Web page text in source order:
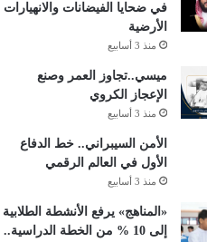
في ضحايا الفيضانات والانهيارات
الأرضية
منذ 3 أسابيع
ميسي..تجاوز العمر وصنع
الإعجاز الكروي
منذ 3 أسابيع
الأمن السيبراني.. خط الدفاع
الأول في العالم الرقمي
منذ 3 أسابيع
«المناهج» يرفع الأنشطة الطلابية
إلى 10 % من الخطة الدراسية..